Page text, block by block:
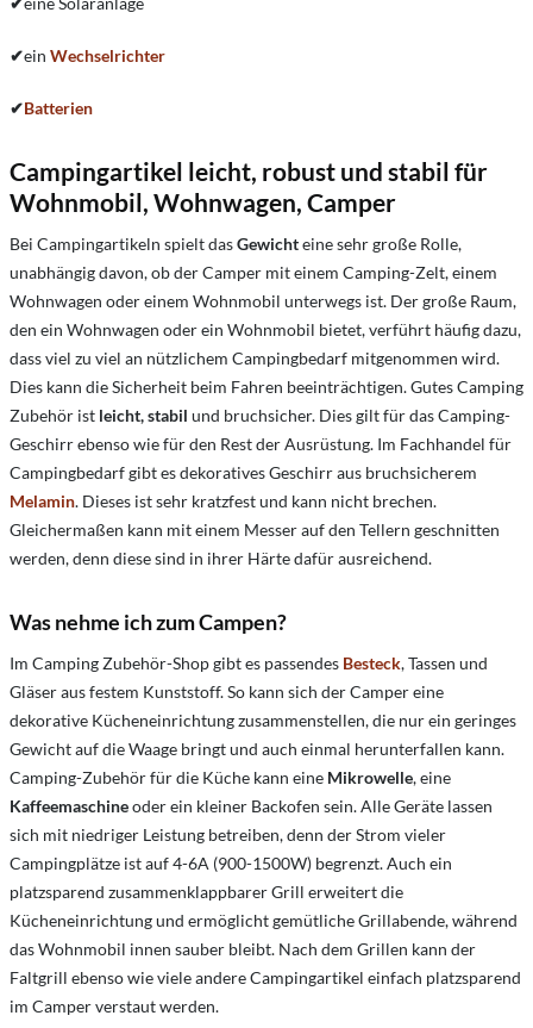
✔ein Wechselrichter
✔Batterien
Campingartikel leicht, robust und stabil für
Wohnmobil, Wohnwagen, Camper
Bei Campingartikeln spielt dasGewichteine sehr große Rolle,
unabhängig davon, ob der Camper mit einem Camping-Zelt, einem
Wohnwagen oder einem Wohnmobil unterwegs ist. Der große Raum,
den ein Wohnwagen oder ein Wohnmobil bietet, verführt häufig dazu,
dass viel zu viel an nützlichem Campingbedarf mitgenommen wird.
Dies kann die Sicherheit beim Fahren beeinträchtigen. Gutes Camping
Zubehör ist leicht, stabil und bruchsicher. Dies gilt für das Camping-
Geschirr ebenso wie für den Rest der Ausrüstung. Im Fachhandel für
Campingbedarf gibt es dekoratives Geschirr aus bruchsicherem
Melamin. Dieses ist sehr kratzfest und kann nicht brechen.
Gleichermaßen kann mit einem Messer auf den Tellern geschnitten
werden, denn diese sind in ihrer Härte dafür ausreichend.
Was nehme ich zum Campen?
Im Camping Zubehör-Shop gibt es passendes Besteck, Tassen und
Gläser aus festem Kunststoff. So kann sich der Camper eine
dekorative Kücheneinrichtung zusammenstellen, die nur ein geringes
Gewicht auf die Waage bringt und auch einmal herunterfallen kann.
Camping-Zubehör für die Küche kann eine Mikrowelle, eine
Kaffeemaschineoder ein kleiner Backofen sein. Alle Geräte lassen
sich mit niedriger Leistung betreiben, denn der Strom vieler
Campingplätze ist auf 4-6A (900-1500W) begrenzt. Auch ein
platzsparend zusammenklappbarer Grill erweitert die
Kücheneinrichtung und ermöglicht gemütliche Grillabende, während
das Wohnmobil innen sauber bleibt. Nach dem Grillen kann der
Faltgrill ebenso wie viele andere Campingartikel einfach platzsparend
im Camper verstaut werden.